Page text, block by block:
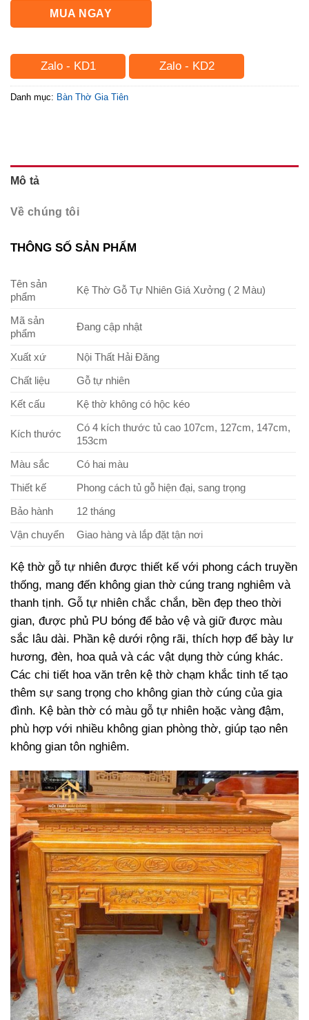
MUA NGAY
Zalo - KD1 Zalo - KD2
Danh mục: Bàn Thờ Gia Tiên
Mô tả
Về chúng tôi
THÔNG SỐ SẢN PHẨM
Tên sản
phẩm
Kệ Thờ Gỗ Tự Nhiên Giá Xưởng ( 2 Màu)
Mã sản
phẩm
Đang cập nhật
Xuất xứ
Nội Thất Hải Đăng
Chất liệu
Gỗ tự nhiên
Kết cấu
Kệ thờ không có hộc kéo
Kích thước
Có 4 kích thước tủ cao 107cm, 127cm, 147cm,
153cm
Màu sắc
Có hai màu
Thiết kế
Phong cách tủ gỗ hiện đại, sang trọng
Bảo hành
12 tháng
Vận chuyển
Giao hàng và lắp đặt tận nơi
Kệ thờ gỗ tự nhiên được thiết kế với phong cách truyền
thống, mang đến không gian thờ cúng trang nghiêm và
thanh tịnh. Gỗ tự nhiên chắc chắn, bền đẹp theo thời
gian, được phủ PU bóng để bảo vệ và giữ được màu
sắc lâu dài. Phần kệ dưới rộng rãi, thích hợp để bày lư
hương, đèn, hoa quả và các vật dụng thờ cúng khác.
Các chi tiết hoa văn trên kệ thờ chạm khắc tinh tế tạo
thêm sự sang trọng cho không gian thờ cúng của gia
đình. Kệ bàn thờ có màu gỗ tự nhiên hoặc vàng đậm,
phù hợp với nhiều không gian phòng thờ, giúp tạo nên
không gian tôn nghiêm.